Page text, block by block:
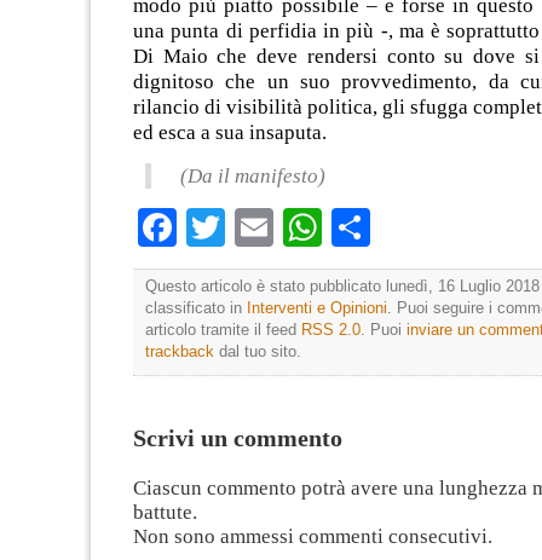
modo più piatto possibile – e forse in questo
una punta di perfidia in più -, ma è
Di Maio che deve rendersi conto su dove
dignitoso che un suo provvedimento, da
rilancio di visibilità politica, gli sfugga
ed esca a sua insaputa.
(Da il manifesto)
Facebook
TwitterEmailWhatsApp
Questo articolo è stato pubblicato lunedì, 16 Luglio
classificato in Interventi e Opinioni. Puoi seguire i
articolo tramite il feed RSS 2.0. Puoi inviare un
trackback dal tuo sito.
Scrivi un commento
Ciascun commento potrà avere una lunghezza
battute.
Non sono ammessi commenti consecutivi.